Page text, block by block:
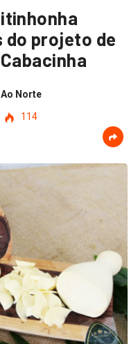
do projeto de
Norte
114